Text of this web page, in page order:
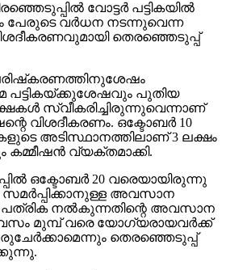
വോട്ടര്‍ പട്ടികയില്‍
പേരുടെ വര്‍ധന നടന്നുവെന്ന
തെരഞ്ഞെടുപ്പ്
പരിഷ്‌കരണത്തിനുശേഷം
പട്ടികയ്ക്കുശേഷവും പുതിയ
സ്വീകരിച്ചിരുന്നുവെന്നാണ്
വിശദീകരണം. ഒക്ടോബര്‍ 10
അടിസ്ഥാനത്തിലാണ് 3 ലക്ഷം
കമ്മീഷന്‍ വ്യക്തമാക്കി.
ഒക്ടോബര്‍ 20 വരെയായിരുന്നു
സമര്‍പ്പിക്കാനുള്ള അവസാന
പത്രിക നല്‍കുന്നതിന്റെ അവസാന
മുമ്പ് വരെ യോഗ്യരായവര്‍ക്ക്
തെരഞ്ഞെടുപ്പ്